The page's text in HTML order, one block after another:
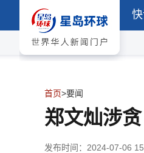
首页>要闻
郑文灿涉
发布时间：2024-07-06